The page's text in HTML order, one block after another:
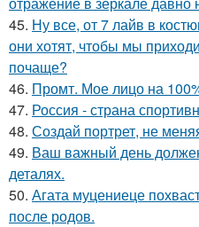
45. Ну все, от 7 лайв в
они хотят, чтобы мы
почаще?
46. Промт. Мое лицо на
47. Россия - страна
48. Создай портрет, не
49. Ваш важный день
деталях.
50. Агата муцениеце
после родов.